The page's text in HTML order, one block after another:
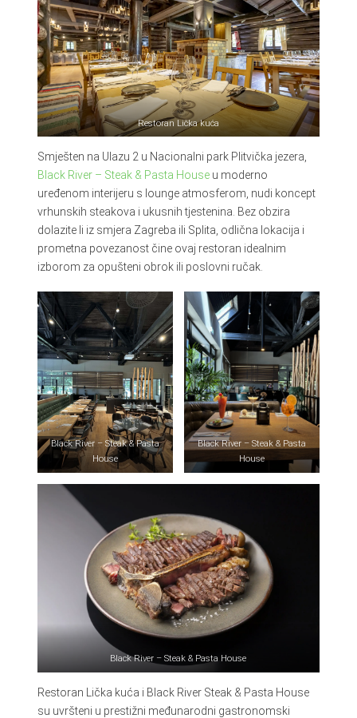
Restoran Lička kuća
Smješten na Ulazu 2 u Nacionalni park Plitvička jezera,
Black River – Steak & Pasta Houseu moderno
uređenom interijeru s lounge atmosferom, nudi koncept
vrhunskih steakova i ukusnih tjestenina. Bez obzira
dolazite li iz smjera Zagreba ili Splita, odlična lokacija i
prometna povezanost čine ovaj restoran idealnim
izborom za opušteni obrok ili poslovni ručak.
Black River – Steak & Pasta
House
Black River – Steak & Pasta
House
Black River – Steak & Pasta House
Restoran Lička kuća i Black River Steak & Pasta House
su uvršteni u prestižni međunarodni gastronomski